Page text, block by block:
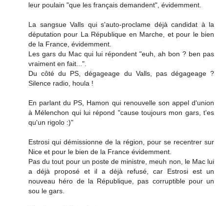
leur poulain "que les français demandent", évidemment.
La sangsue Valls qui s'auto-proclame déjà candidat à la
députation pour La République en Marche, et pour le bien
de la France, évidemment.
Les gars du Mac qui lui répondent "euh, ah bon ? ben pas
vraiment en fait...".
Du côté du PS, dégageage du Valls, pas dégageage ?
Silence radio, houla !
En parlant du PS, Hamon qui renouvelle son appel d'union
à Mélenchon qui lui répond "cause toujours mon gars, t'es
qu'un rigolo :)"
Estrosi qui démissionne de la région, pour se recentrer sur
Nice et pour le bien de la France évidemment.
Pas du tout pour un poste de ministre, meuh non, le Mac lui
a déjà proposé et il a déjà refusé, car Estrosi est un
nouveau héro de la République, pas corruptible pour un
sou le gars.